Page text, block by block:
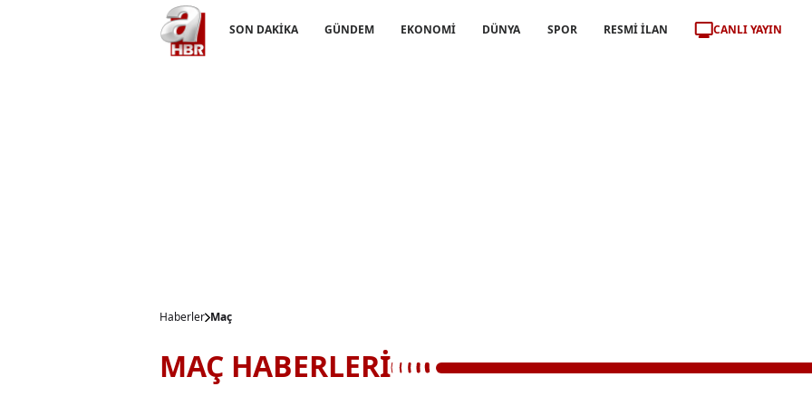
SON DAKİKA GÜNDEM EKONOMİ DÜNYA SPOR RESMİ İLAN CANLI YAYIN
Haberler Maç
MAÇ HABERLERİ